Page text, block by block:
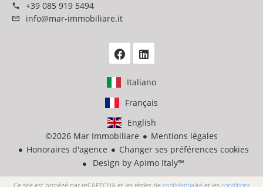
+39 085 919 5494
info@mar-immobiliare.it
Italiano
Français
English
©2026 Mar Immobiliare
Mentions légales
Honoraires d'agence
Changer ses préférences cookies
Design by Apimo Italy™
Ce site est protégé par reCAPTCHA et les règles de confidentialitéet les conditions